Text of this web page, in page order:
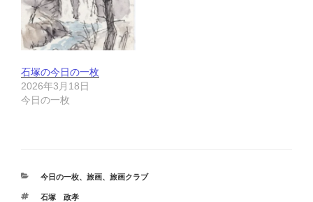
石塚の今日の一枚
2026年3月18日
今日の一枚
カ
今日の一枚、 旅画、 旅画クラブ
タ
石塚 政孝